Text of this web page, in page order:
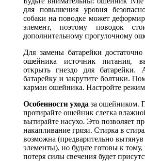
для повышения уровня
собаки на поводке может
элемент, поэтому поводок
дополнительному прогулочному
Для замены батарейки
ошейника источник питания,
открыть гнездо для батарейки.
батарейку и закрутите болтики.
карман ошейника. Настройте
Особенности ухода за ошейником.
протирайте ошейник слегка
вытирайте насухо. Это позволяет
накапливание грязи. Стирка в
возможна (предварительно
элементы), но будьте готовы к тому,
потеря силы свечения будет